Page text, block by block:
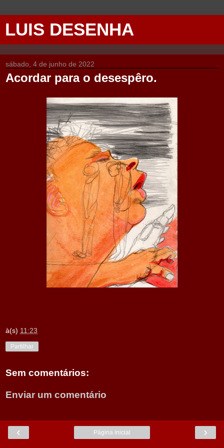
LUIS DESENHA
sábado, 4 de junho de 2022
Acordar para o desespêro.
à(s) 11:23
Partilhar
Sem comentários:
Enviar um comentário
‹ ›
Página inicial